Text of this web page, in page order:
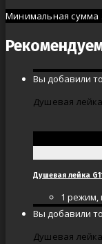
Минимальная сумма
Вы добавили
Душевая
Душевая лейка
1 режим,
Вы добавили
Душевая